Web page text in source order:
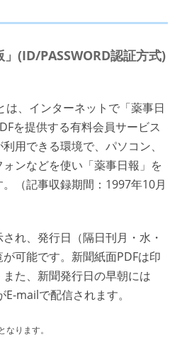
」(ID/PASSWORD認証方式)
、インターネットで「薬事日
を提供する有料会員サービス
用できる環境で、パソコン、
ンなどを使い「薬事日報」を
（記事収録期間：1997年10月
れ、発行日（隔日刊月・水・
可能です。新聞紙面PDFは印
た、新聞発行日の早朝には
E-mailで配信されます。
ります。